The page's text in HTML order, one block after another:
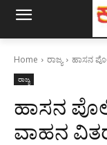
Home ರಾಜ್ಯ ಹಾಸನ
ರಾಜ್ಯ
ಹಾಸನ
ವಾಹನ